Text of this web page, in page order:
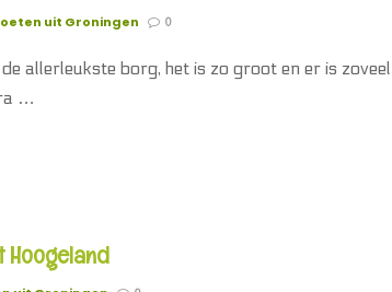
uit Groningen 0
allerleukste borg, het is zo groot en er is
…
Hoogeland